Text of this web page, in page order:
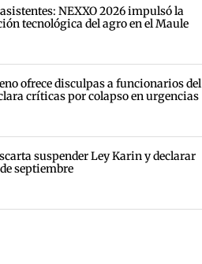
NEXXO 2026 impulsó la
tecnológica del agro en el Maule
ofrece disculpas a funcionarios del
críticas por colapso en urgencias
suspender Ley Karin y declarar
septiembre